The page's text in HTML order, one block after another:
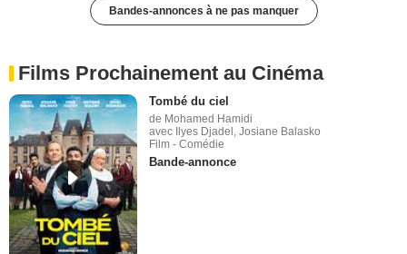
Bandes-annonces à ne pas manquer
Films Prochainement au Cinéma
Tombé du ciel
de Mohamed Hamidi
avec Ilyes Djadel, Josiane Balasko
Film - Comédie
Bande-annonce